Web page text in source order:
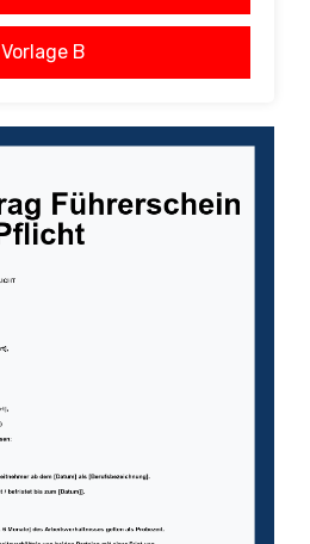
Vorlage B